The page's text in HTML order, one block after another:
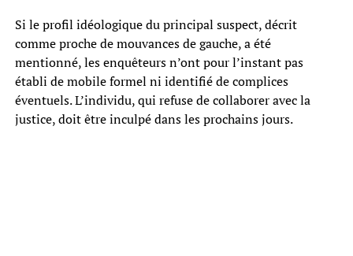
Si le profil idéologique du principal suspect, décrit
comme proche de mouvances de gauche, a été
mentionné, les enquêteurs n’ont pour l’instant pas
établi de mobile formel ni identifié de complices
éventuels. L’individu, qui refuse de collaborer avec la
justice, doit être inculpé dans les prochains jours.